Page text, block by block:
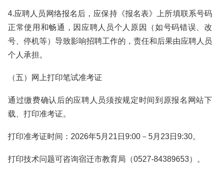
4.应聘人员网络报名后，应保持《报名表》上所填联系号码
正常使用和畅通，因应聘人员个人原因（如号码错误、改
号、停机等）导致影响招聘工作的，责任和后果由应聘人员
个人承担。
（五）网上打印笔试准考证
通过缴费确认后的应聘人员须按规定时间到原报名网站下
载、打印准考证。
打印准考证时间：2026年5月21日9:00－5月23日9:30。
打印技术问题可咨询宿迁市教育局（0527-84389653）。